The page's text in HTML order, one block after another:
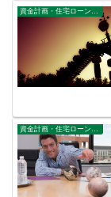
資金計画・住宅ローン審査